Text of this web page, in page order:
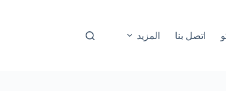
اتصل بنا المزيد